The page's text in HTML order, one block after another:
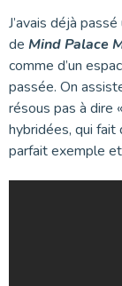
J’avais déjà
de Mind Palace
comme d’un
passée. On
résous pas à dire
hybridées, qui fait
parfait exemple